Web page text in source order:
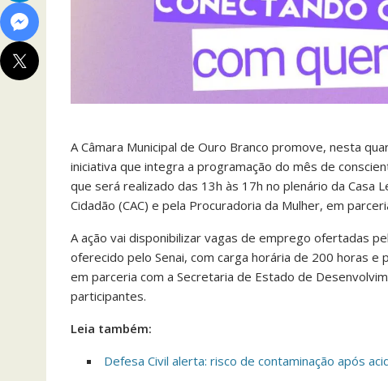
A Câmara Municipal de Ouro Branco promove, nesta
iniciativa que integra a programação do mês de
que será realizado das 13h às 17h no plenário da Casa
Cidadão (CAC) e pela Procuradoria da Mulher, em
A ação vai disponibilizar vagas de emprego ofertadas
oferecido pelo Senai, com carga horária de 200 horas
em parceria com a Secretaria de Estado de
participantes.
Leia também:
Defesa Civil alerta: risco de contaminação após